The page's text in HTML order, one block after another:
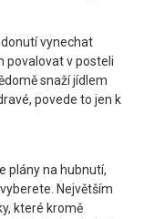
donutí vynechat
povalovat v posteli
snaží jídlem
povede to jen k
plány na hubnutí,
Největším
které kromě